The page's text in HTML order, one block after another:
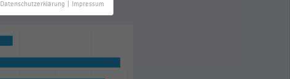
Datenschutzerklärung Impressum